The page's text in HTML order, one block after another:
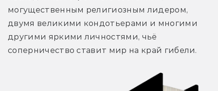
могущественным религиозным лидером,
двумя великими кондотьерами и многими
другими яркими личностями, чьё
соперничество ставит мир на край гибели.